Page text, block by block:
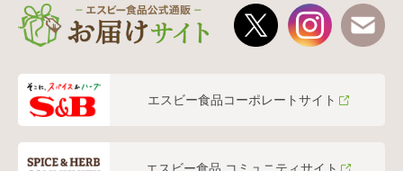
エスビー食品コーポレートサイト